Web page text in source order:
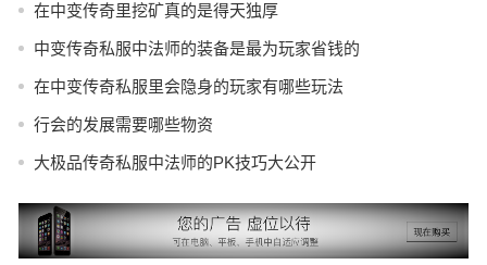
在中变传奇里挖矿真的是得天独厚
中变传奇私服中法师的装备是最为玩家省钱的
在中变传奇私服里会隐身的玩家有哪些玩法
行会的发展需要哪些物资
大极品传奇私服中法师的PK技巧大公开